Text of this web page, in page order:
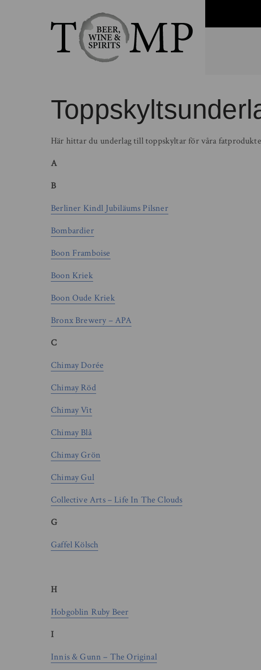
Här hittar du underlag till toppskyltar för våra
A
B
Berliner Kindl Jubiläums Pilsner
Bombardier
Boon Framboise
Boon Kriek
Boon Oude Kriek
Bronx Brewery – APA
C
Chimay Dorée
Chimay Röd
Chimay Vit
Chimay Blå
Chimay Grön
Chimay Gul
Collective Arts – Life In The Clouds
G
Gaffel Kölsch
H
Hobgoblin Ruby Beer
I
Innis & Gunn – The Original